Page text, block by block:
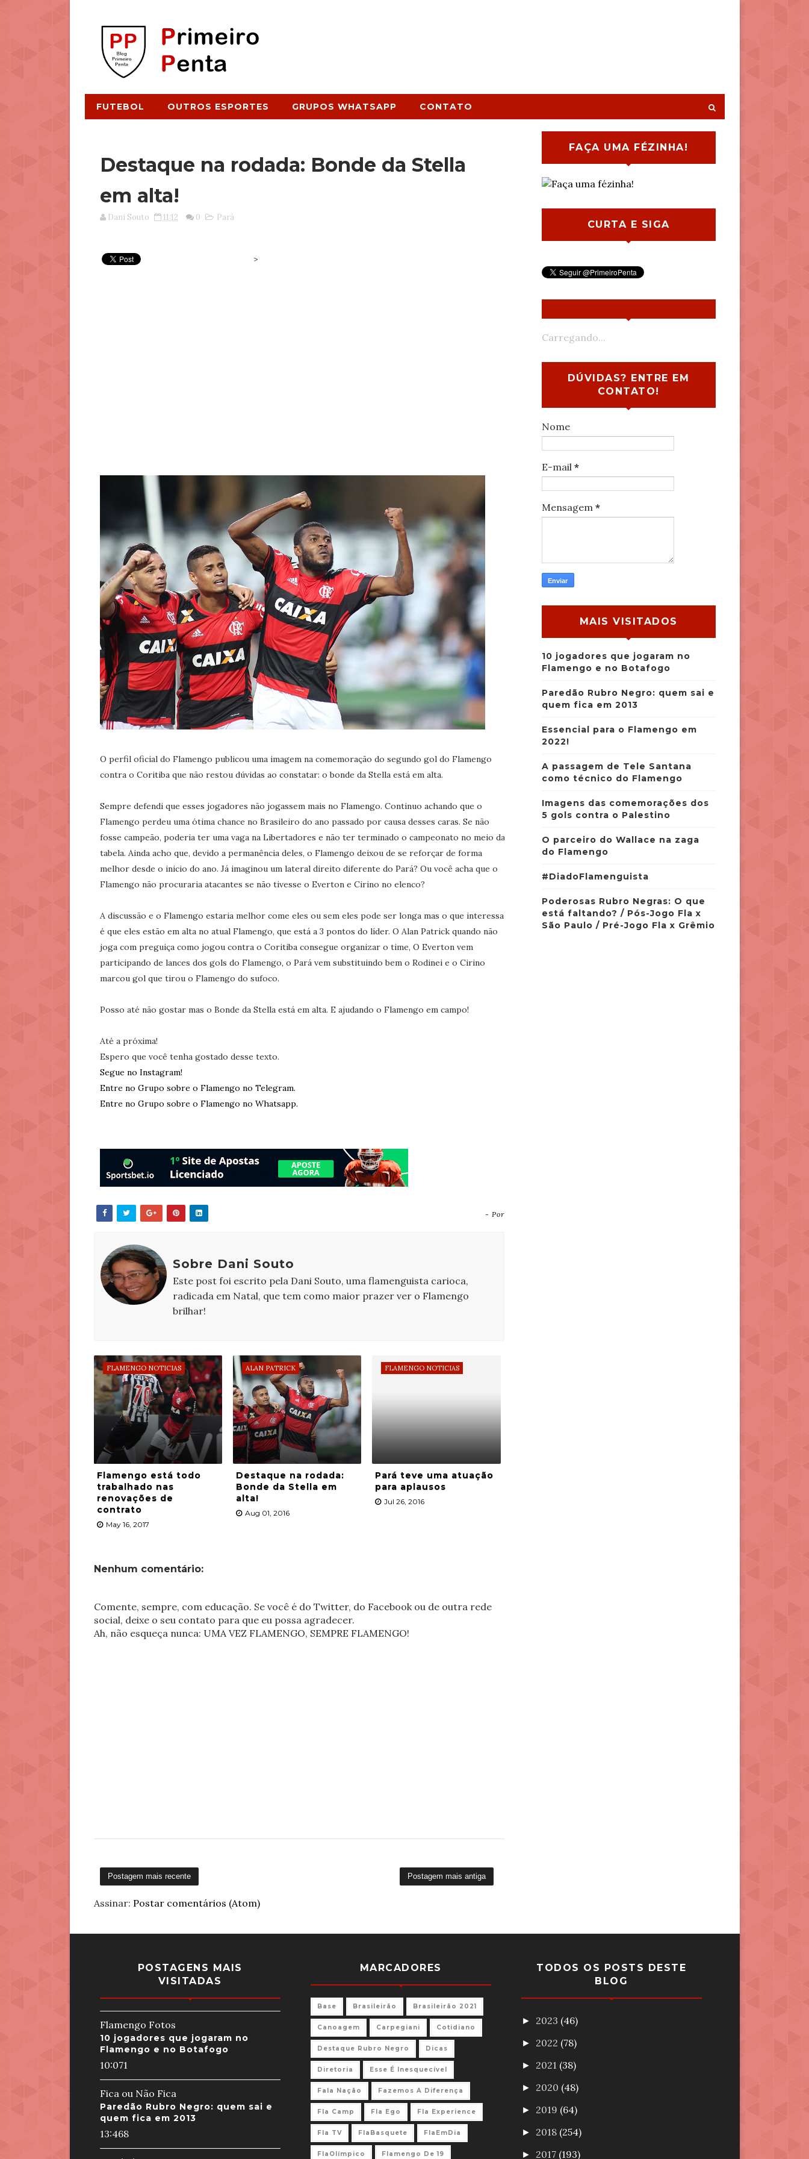
FUTEBOL OUTROS ESPORTES GRUPOS WHATSAPP CONTATO
Destaque na rodada: Bonde da Stella
em alta!
Dani Souto 11:12 0 Pará
>
O perfil oficial do Flamengo publicou uma imagem na comemoração do segundo gol do Flamengo
contra o Coritiba que não restou dúvidas ao constatar: o bonde da Stella está em alta.
Sempre defendi que esses jogadores não jogassem mais no Flamengo. Continuo achando que o
Flamengo perdeu uma ótima chance no Brasileiro do ano passado por causa desses caras. Se não
fosse campeão, poderia ter uma vaga na Libertadores e não ter terminado o campeonato no meio da
tabela. Ainda acho que, devido a permanência deles, o Flamengo deixou de se reforçar de forma
melhor desde o inicio do ano. Já imaginou um lateral direito diferente do Pará? Ou você acha que o
Flamengo não procuraria atacantes se não tivesse o Everton e Cirino no elenco?
A discussão e o Flamengo estaria melhor come eles ou sem eles pode ser longa mas o que interessa
é que eles estão em alta no atual Flamengo, que está a 3 pontos do líder. O Alan Patrick quando não
joga com preguiça como jogou contra o Coritiba consegue organizar o time, O Everton vem
participando de lances dos gols do Flamengo, o Pará vem substituindo bem o Rodinei e o Cirino
marcou gol que tirou o Flamengo do sufoco.
Posso até não gostar mas o Bonde da Stella está em alta. E ajudando o Flamengo em campo!
Até a próxima!
Espero que você tenha gostado desse texto.
Segue no Instagram!
Entre no Grupo sobre o Flamengo no Telegram.
Entre no Grupo sobre o Flamengo no Whatsapp.
- Por
Sobre Dani Souto
Este post foi escrito pela Dani Souto, uma flamenguista carioca,
radicada em Natal, que tem como maior prazer ver o Flamengo
brilhar!
FLAMENGO NOTICIAS
Flamengo está todo
trabalhado nas
renovações de
contrato
May 16, 2017
ALAN PATRICK
Destaque na rodada:
Bonde da Stella em
alta!
Aug 01, 2016
FLAMENGO NOTICIAS
Pará teve uma atuação
para aplausos
Jul 26, 2016
Nenhum comentário:
Comente, sempre, com educação. Se você é do Twitter, do Facebook ou de outra rede
social, deixe o seu contato para que eu possa agradecer.
Ah, não esqueça nunca: UMA VEZ FLAMENGO, SEMPRE FLAMENGO!
Postagem mais recente Postagem mais antiga
Assinar: Postar comentários (Atom)
FAÇA UMA FÉZINHA!
CURTA E SIGA
Carregando...
DÚVIDAS? ENTRE EM
CONTATO!
Nome
E-mail *
Mensagem *
MAIS VISITADOS
10 jogadores que jogaram no
Flamengo e no Botafogo
Paredão Rubro Negro: quem sai e
quem fica em 2013
Essencial para o Flamengo em
2022!
A passagem de Tele Santana
como técnico do Flamengo
Imagens das comemorações dos
5 gols contra o Palestino
O parceiro do Wallace na zaga
do Flamengo
#DiadoFlamenguista
Poderosas Rubro Negras: O que
está faltando? / Pós-Jogo Fla x
São Paulo / Pré-Jogo Fla x Grêmio
POSTAGENS MAIS
VISITADAS
Flamengo Fotos
10 jogadores que jogaram no
Flamengo e no Botafogo
10:071
Fica ou Não Fica
Paredão Rubro Negro: quem sai e
quem fica em 2013
13:468
MARCADORES
Base Brasileirão Brasileirão 2021
Canoagem Carpegiani Cotidiano
Destaque Rubro Negro Dicas
Diretoria Esse É Inesquecível
Fala Nação Fazemos A Diferença
Fla Camp Fla Ego Fla Experience
Fla TV FlaBasquete FlaEmDia
FlaOlímpico Flamengo De 19
TODOS OS POSTS DESTE
BLOG
► 2023 (46)
► 2022 (78)
► 2021 (38)
► 2020 (48)
► 2019 (64)
► 2018 (254)
► 2017 (193)